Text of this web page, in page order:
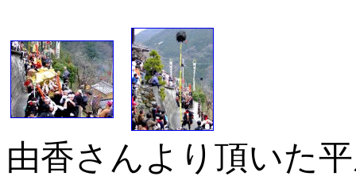
由香さんより頂いた